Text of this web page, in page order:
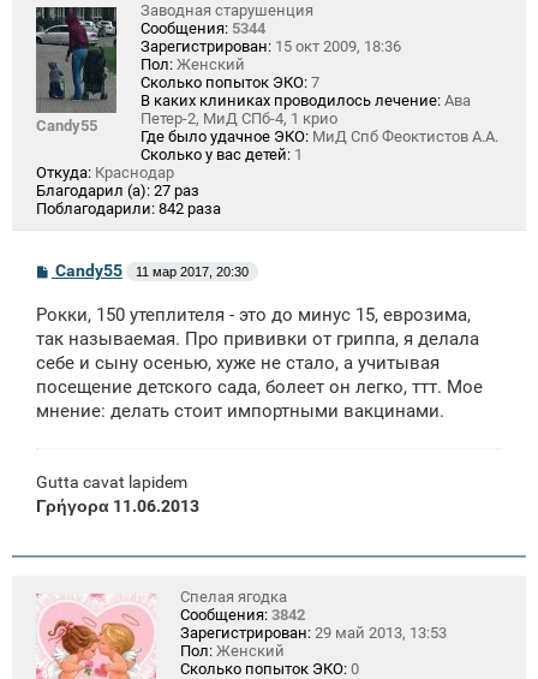
Candy55
Заводная старушенция
Сообщения: 5344
Зарегистрирован: 15 окт 2009, 18:36
Пол: Женский
Сколько попыток ЭКО: 7
В каких клиниках проводилось лечение: Ава
Петер-2, МиД СПб-4, 1 крио
Где было удачное ЭКО: МиД Спб Феоктистов А.А.
Сколько у вас детей: 1
Откуда: Краснодар
Благодарил (а): 27 раз
Поблагодарили: 842 раза
С
б
щ
н
и
Candy55 11 мар 2017, 20:30
Рокки, 150 утеплителя - это до минус 15, еврозима,
так называемая. Про прививки от гриппа, я делала
себе и сыну осенью, хуже не стало, а учитывая
посещение детского сада, болеет он легко, ттт. Мое
мнение: делать стоит импортными вакцинами.
Gutta cavat lapidem
Γρήγορα 11.06.2013
Спелая ягодка
Сообщения: 3842
Зарегистрирован: 29 май 2013, 13:53
Пол: Женский
Сколько попыток ЭКО: 0